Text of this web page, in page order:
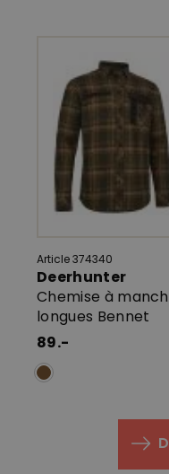
Article 374340
Deerhunter
Chemise à
longues Bennet
89.-